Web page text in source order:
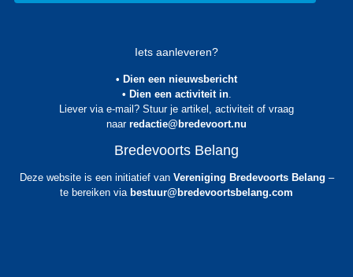
Iets aanleveren?
• Dien een nieuwsbericht
• Dien een activiteit in.
Liever via e-mail? Stuur je artikel, activiteit of vraag
naar redactie@bredevoort.nu
Bredevoorts Belang
Deze website is een initiatief van Vereniging Bredevoorts Belang –
te bereiken via bestuur@bredevoortsbelang.com